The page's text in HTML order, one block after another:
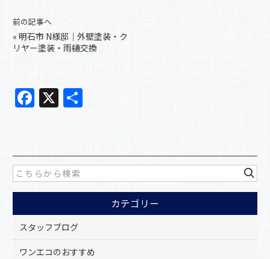
前の記事へ
« 明石市 N様邸｜外壁塗装・ク
リヤー塗装・雨樋交換
F
a
e
b
o
o
k
X
カテゴリー
スタッフブログ
ワンエコのおすすめ